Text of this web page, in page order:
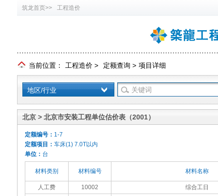
筑龙首页>> 工程造价
当前位置： 工程造价 > 定额查询 > 项目详细
地区/行业
北京 > 北京市安装工程单位估价表（2001）
定额编号： 1-7
定额项目： 车床(1) 7.0T以内
单位： 台
材料类别 材料编号 材料名称
人工费 10002 综合工日